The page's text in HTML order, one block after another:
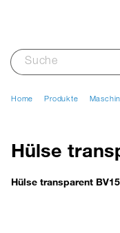
Home Produkte
Hülse
Hülse transparent BV15